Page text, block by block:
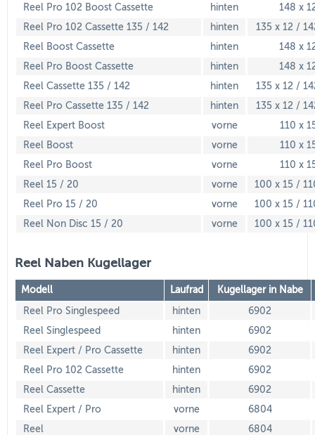
Reel Pro 102 Boost Cassette
hinten
148 x
Reel Pro 102 Cassette 135 / 142
hinten
135 x 12 /
Reel Boost Cassette
hinten
148 x
Reel Pro Boost Cassette
hinten
148 x
Reel Cassette 135 / 142
hinten
135 x 12 /
Reel Pro Cassette 135 / 142
hinten
135 x 12 /
Reel Expert Boost
vorne
110 x
Reel Boost
vorne
110 x
Reel Pro Boost
vorne
110 x
Reel 15 / 20
vorne
100 x 15 /
Reel Pro 15 / 20
vorne
100 x 15 /
Reel Non Disc 15 / 20
vorne 100 x 15 /
Reel Naben Kugellager
Modell Laufrad
Kugellager in Nabe
Reel Pro Singlespeed
hinten
6902
Reel Singlespeed
hinten
6902
Reel Expert / Pro Cassette
hinten
6902
Reel Pro 102 Cassette
hinten
6902
Reel Cassette
hinten
6902
Reel Expert / Pro
vorne
6804
Reel
vorne 6804